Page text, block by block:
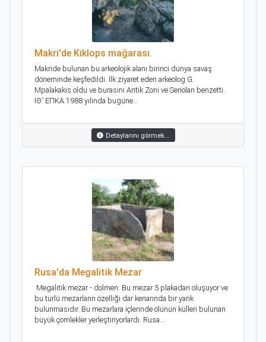
Makri'de Kiklops mağarası.
Makride bulunan bu arkeolojik alanı birinci dünya savaş
döneminde keşfedildi. İlk ziyaret eden arkeolog G.
Mpalakakis oldu ve burasını Antik Zoni ve Seriolan benzetti.
ΙΘ' ΕΠΚΑ 1988 yılında bugüne...
Detaylarını görmek...
Rusa'da Megalitik Mezar
Megalitik mezar - dolmen. Bu mezar 5 plakadan oluşuyor ve
bu türlü mezarların özelliği dar kenarında bir yarık
bulunmasıdır. Bu mezarlara içlerinde ölünün külleri bulunan
büyük çömlekler yerleştiriyorlardı. Rusa...